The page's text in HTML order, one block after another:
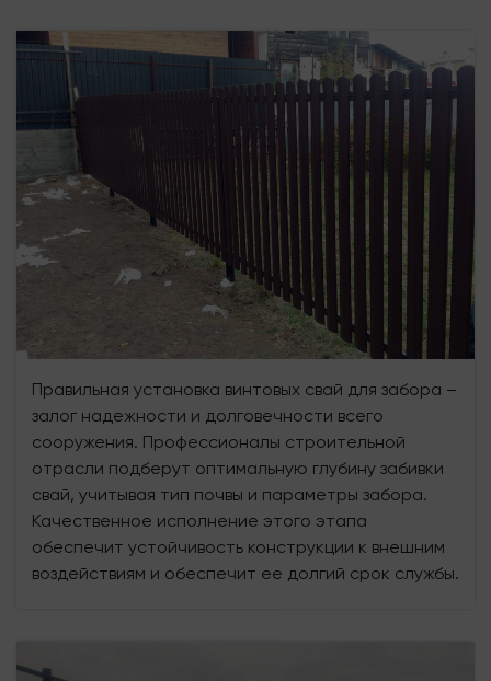
Правильная установка винтовых свай для забора –
залог надежности и долговечности всего
сооружения. Профессионалы строительной
отрасли подберут оптимальную глубину забивки
свай, учитывая тип почвы и параметры забора.
Качественное исполнение этого этапа
обеспечит устойчивость конструкции к внешним
воздействиям и обеспечит ее долгий срок службы.